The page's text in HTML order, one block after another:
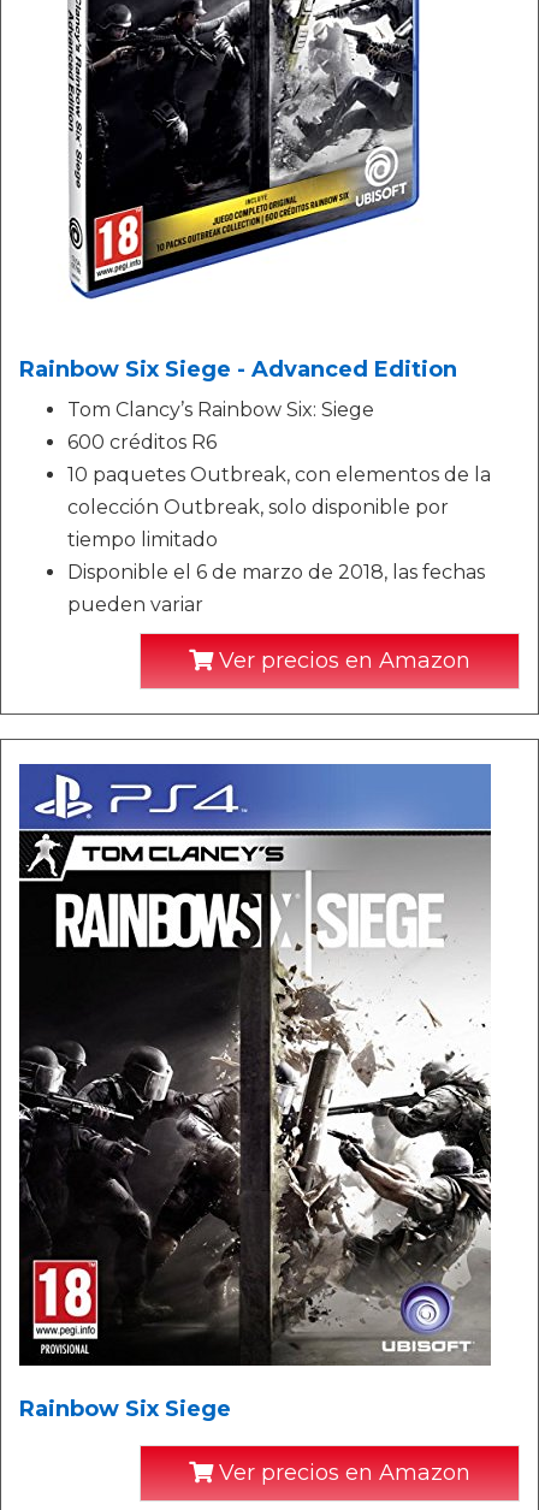
Rainbow Six Siege - Advanced Edition
Tom Clancy’s Rainbow Six: Siege
600 créditos R6
10 paquetes Outbreak, con elementos de la
colección Outbreak, solo disponible por
tiempo limitado
Disponible el 6 de marzo de 2018, las fechas
pueden variar
Ver precios en Amazon
Rainbow Six Siege
Ver precios en Amazon